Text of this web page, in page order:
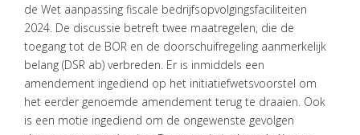
de Wet aanpassing fiscale bedrijfsopvolgingsfaciliteiten
2024. De discussie betreft twee maatregelen, die de
toegang tot de BOR en de doorschuifregeling aanmerkelijk
belang (DSR ab) verbreden. Er is inmiddels een
amendement ingediend op het initiatiefwetsvoorstel om
het eerder genoemde amendement terug te draaien. Ook
is een motie ingediend om de ongewenste gevolgen